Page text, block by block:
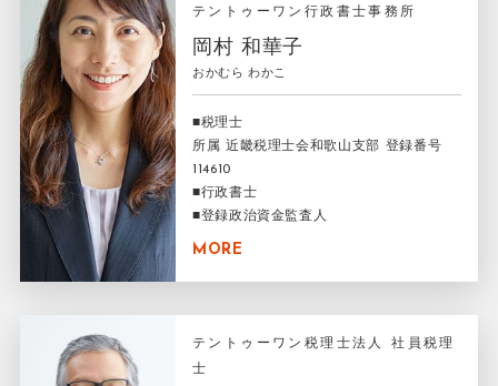
テントゥーワン行政書士事務所
岡村 和華子
おかむら わかこ
■税理士
所属 近畿税理士会和歌山支部 登録番号
114610
■行政書士
■登録政治資金監査人
MORE
テントゥーワン税理士法人 社員税理
士